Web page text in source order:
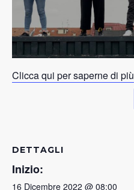
Clicca qui per saperne di più
DETTAGLI
Inizio:
16 Dicembre 2022 @ 08:00